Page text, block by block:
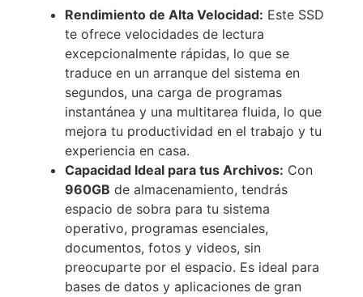
Rendimiento de Alta Velocidad: Este SSD
te ofrece velocidades de lectura
excepcionalmente rápidas, lo que se
traduce en un arranque del sistema en
segundos, una carga de programas
instantánea y una multitarea fluida, lo que
mejora tu productividad en el trabajo y tu
experiencia en casa.
Capacidad Ideal para tus Archivos: Con
960GB de almacenamiento, tendrás
espacio de sobra para tu sistema
operativo, programas esenciales,
documentos, fotos y videos, sin
preocuparte por el espacio. Es ideal para
bases de datos y aplicaciones de gran